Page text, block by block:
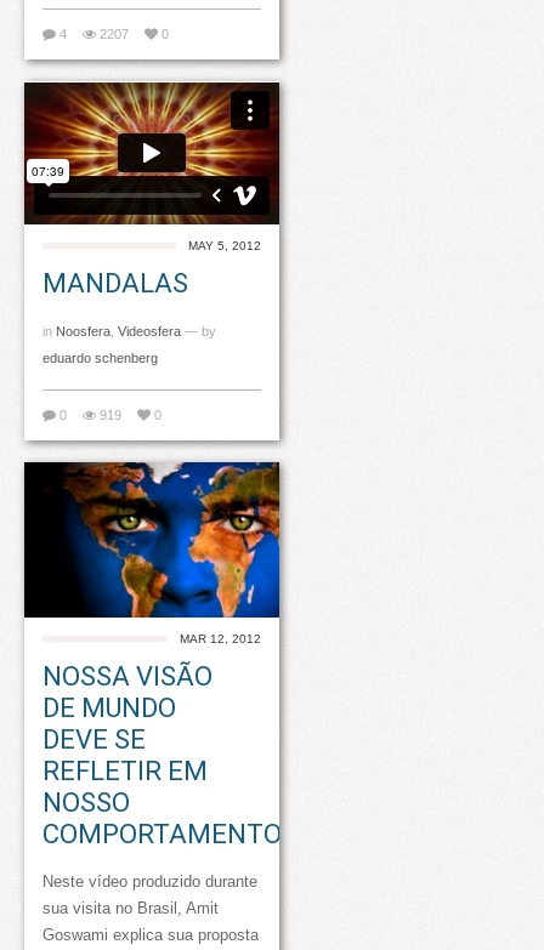
4 2207 0
MAY 5, 2012
MANDALAS
in Noosfera, Videosfera — by
eduardo schenberg
0 919 0
MAR 12, 2012
NOSSA VISÃO
DE MUNDO
DEVE SE
REFLETIR EM
NOSSO
COMPORTAMENTO
Neste vídeo produzido durante
sua visita no Brasil, Amit
Goswami explica sua proposta